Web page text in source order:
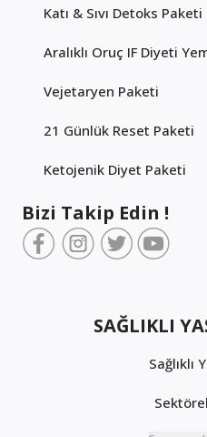
Katı & Sıvı Detoks Paketi
Aralıklı Oruç IF Diyeti
Vejetaryen Paketi
21 Günlük Reset Paketi
Ketojenik Diyet Paketi
Bizi Takip Edin !
SAĞLIKLI
Sağlıklı